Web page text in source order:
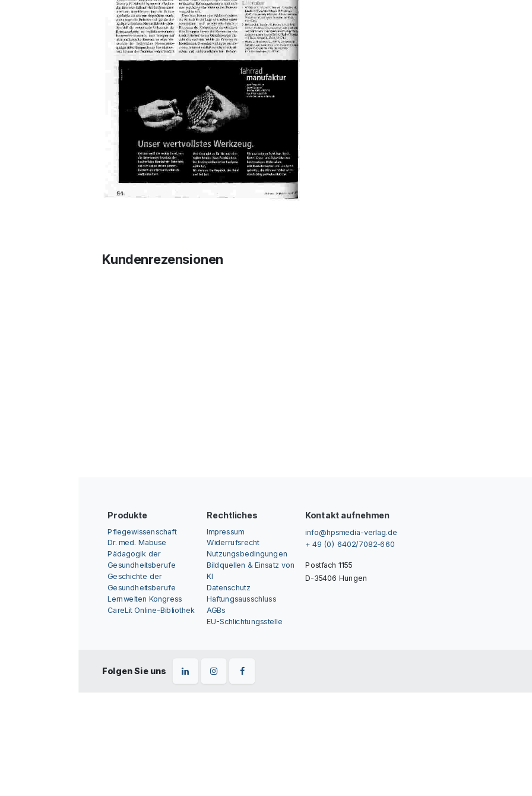
Kundenrezensionen
Produkte
Pflegewissenschaft
Dr. med. Mabuse
Pädagogik der
Gesundheitsberufe
Geschichte der
Gesundheitsberufe
Lernwelten Kongress
CareLit Online-Bibliothek
Rechtliches
Impressum
Widerrufsrecht
Nutzungsbedingungen
Bildquellen & Einsatz von
KI
Datenschutz
Haftungsausschluss
AGBs
EU-Schlichtungsstelle
Kontakt aufnehmen
info@hpsmedia-verlag.de
+ 49 (0) 6402/7082-660
Postfach 1155
D-35406 Hungen
Folgen Sie uns